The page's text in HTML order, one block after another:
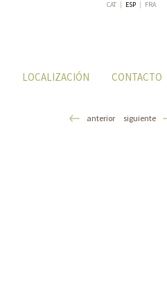
CAT | ESP | FRA
LOCALIZACIÓN CONTACTO
anterior siguiente